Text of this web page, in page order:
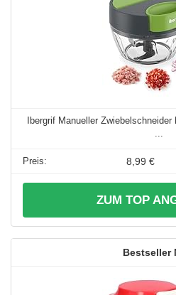
Ibergrif Manueller
...
8,99 €
ZUM TOP